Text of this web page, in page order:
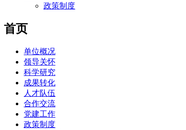
政策制度
首页
单位概况
领导关怀
科学研究
成果转化
人才队伍
合作交流
党建工作
政策制度